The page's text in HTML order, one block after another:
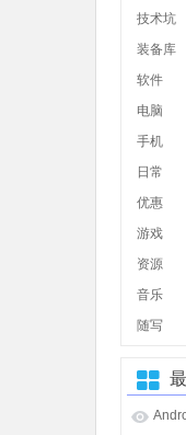
技术坑
装备库
软件
电脑
手机
日常
优惠
游戏
资源
音乐
随写